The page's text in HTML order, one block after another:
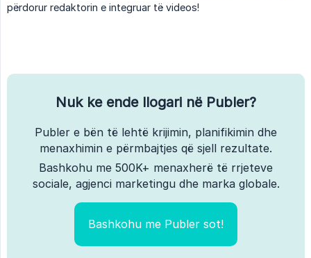
përdorur redaktorin e integruar të videos!
Nuk ke ende llogari në Publer?
Publer e bën të lehtë krijimin, planifikimin dhe
menaxhimin e përmbajtjes që sjell rezultate.
Bashkohu me 500K+ menaxherë të rrjeteve
sociale, agjenci marketingu dhe marka globale.
Bashkohu me Publer sot!